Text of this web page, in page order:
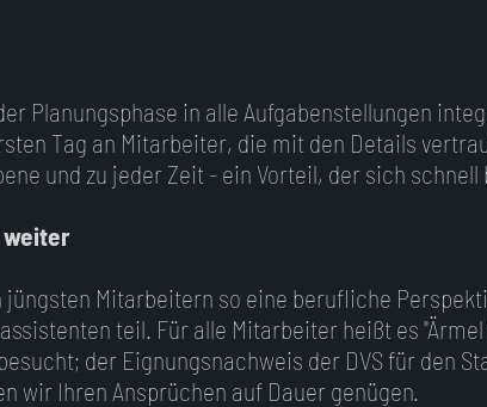
Planungsphase in alle Aufgabenstellungen
Tag an Mitarbeiter, die mit den Details
und zu jeder Zeit - ein Vorteil, der sich schnell
weiter
Mitarbeitern so eine berufliche
teil. Für alle Mitarbeiter heißt es
der Eignungsnachweis der DVS für den
wir Ihren Ansprüchen auf Dauer genügen.